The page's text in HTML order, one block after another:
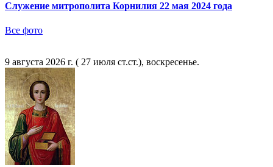
Служение митрополита Корнилия 22 мая 2024 года
Все фото
9 августа 2026 г. ( 27 июля ст.ст.), воскресенье.